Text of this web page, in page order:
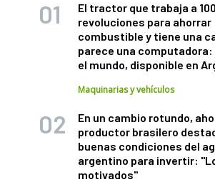
El tractor que trabaja a
revoluciones para ahorrar
combustible y tiene una
parece una
el mundo, disponible en
Maquinarias y vehículos
En un cambio rotundo,
productor brasilero
buenas condiciones del
argentino para invertir:
motivados"